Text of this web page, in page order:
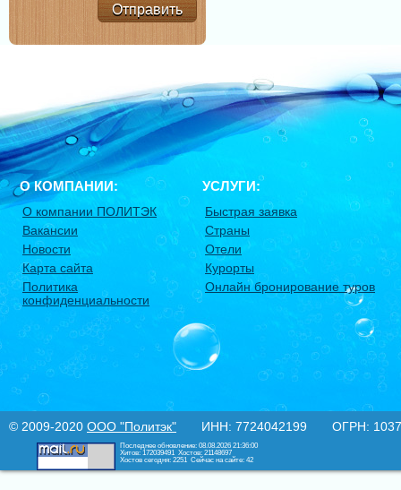
Отправить
О КОМПАНИИ:
О компании ПОЛИТЭК
Вакансии
Новости
Карта сайта
Политика
конфиденциальности
УСЛУГИ:
Быстрая заявка
Страны
Отели
Курорты
Онлайн бронирование туров
© 2009-2020 ООО "Политэк" ИНН: 7724042199 ОГРН:
Последнее обновление: 08.08.2026 21:36:00
Хитов: 172039491 Хостов: 21148697
Хостов сегодня: 2251 Сейчас на сайте: 42